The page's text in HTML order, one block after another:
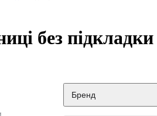
без підкладки
Бренд